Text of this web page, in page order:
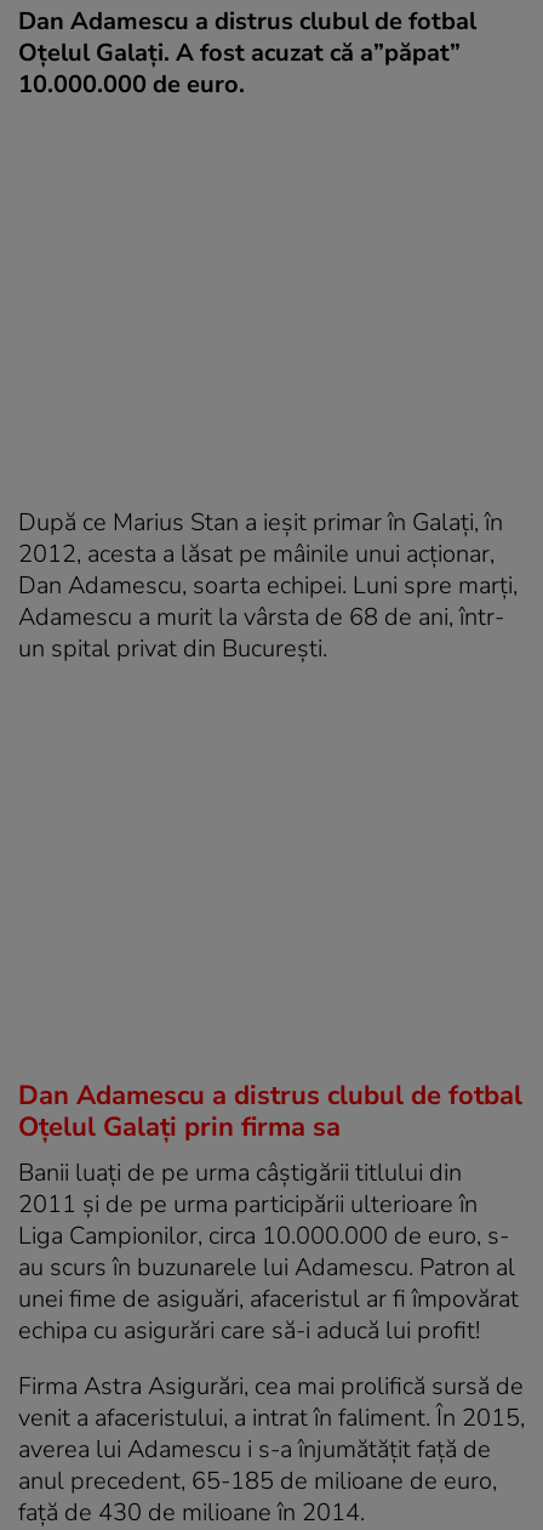
Dan Adamescu a distrus clubul de fotbal
Oțelul Galați. A fost acuzat că a”păpat”
10.000.000 de euro.
După ce Marius Stan a ieșit primar în Galați, în
2012, acesta a lăsat pe mâinile unui acționar,
Dan Adamescu, soarta echipei. Luni spre marți,
Adamescu a murit la vârsta de 68 de ani, într-
un spital privat din București.
Dan Adamescu a distrus clubul de fotbal
Oțelul Galați prin firma sa
Banii luați de pe urma câștigării titlului din
2011 și de pe urma participării ulterioare în
Liga Campionilor, circa 10.000.000 de euro, s-
au scurs în buzunarele lui Adamescu. Patron al
unei fime de asiguări, afaceristul ar fi împovărat
echipa cu asigurări care să-i aducă lui profit!
Firma Astra Asigurări, cea mai prolifică sursă de
venit a afaceristului, a intrat în faliment. În 2015,
averea lui Adamescu i s-a înjumătățit față de
anul precedent, 65-185 de milioane de euro,
faţă de 430 de milioane în 2014.